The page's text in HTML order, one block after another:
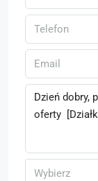
Wybierz